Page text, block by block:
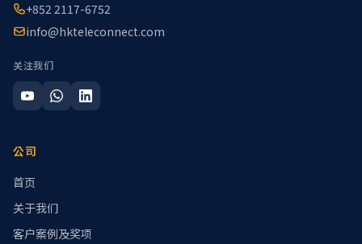
+852 2117-6752
info@hkteleconnect.com
关注我们
公司
首页
关于我们
客户案例及奖项